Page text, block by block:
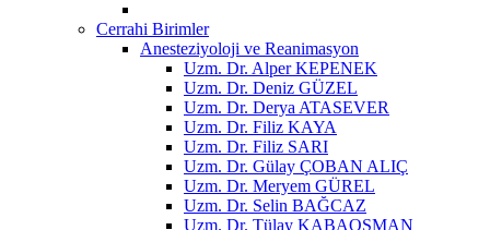
Cerrahi Birimler
Anesteziyoloji ve Reanimasyon
Uzm. Dr. Alper KEPENEK
Uzm. Dr. Deniz GÜZEL
Uzm. Dr. Derya ATASEVER
Uzm. Dr. Filiz KAYA
Uzm. Dr. Filiz SARI
Uzm. Dr. Gülay ÇOBAN ALIÇ
Uzm. Dr. Meryem GÜREL
Uzm. Dr. Selin BAĞCAZ
Uzm. Dr. Tülay KABAOSMAN